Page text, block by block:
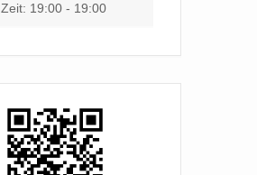
Zeit: 19:00 - 19:00